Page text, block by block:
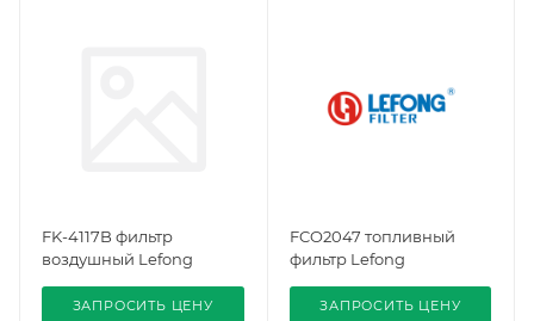
FK-4117B фильтр
воздушный Lefong
ЗАПРОСИТЬ ЦЕНУ
FCO2047 топливный
фильтр Lefong
ЗАПРОСИТЬ ЦЕНУ